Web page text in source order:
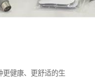
更健康、更舒适的生